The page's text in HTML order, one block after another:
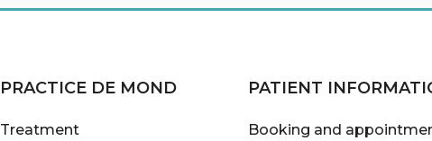
PRACTICE DE MOND
Treatment
PATIENT
Booking and